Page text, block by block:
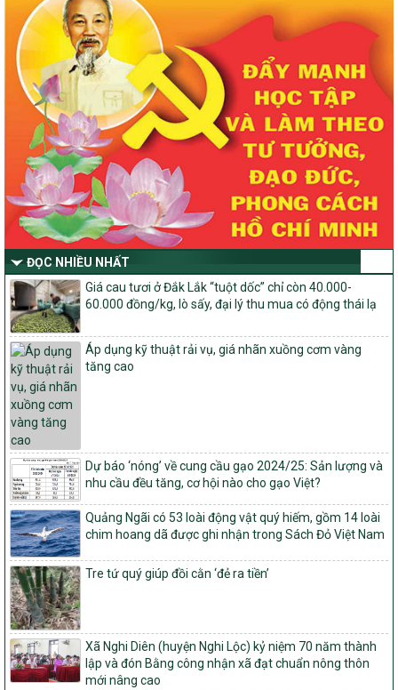
nông thôn mới, giảm nghèo bền vững và phát triển kinh tế – xã
hội vùng đồng bào dân tộc thiểu số và miền núi giai đoạn 2026 –
2030 trên địa bàn tỉnh Nghệ An
Quyết định số 2490/QĐ-UBND
Về việc thành lập Ban Chỉ đạo Chương trình mục tiều quốc gia xây
dựng nông thôn mới, giảm nghèo bền vững và phát triển kinh tế –
xã hội vùng đồng bào dân tộc thiểu số và miền núi giai đoạn 2026
-2030 tỉnh Nghệ An
Thông tư Số 23/2026/TT-BNNMT
Thông tư Hướng dẫn thực hiện một số nội dung Chương trình
mục tiêu quốc gia xây dựng nông thôn mới, giảm nghèo bền
vững và phát triển kinh tế – xã hội vùng đồng bào dân tộc thiểu
số và miền núi giai đoạn 2026-2030 thuộc phạm vi quản lý nhà
nước của Bộ Nông nghiệp và Môi trường
Quyết định số: 26/2026/QĐ-TTg
Quyết định ban hành Bộ tiêu chí và quy trình đánh giá, phân hạng
sản phẩm Mỗi xã một sản phẩm
số: 19/2026/QĐ-TTg
Quy định điều kiện, trình tự, thủ tục, hồ sơ xét, công nhận, công bố
và thu hồi quyết định công nhận xã đạt chuẩn nông thôn mới, xã
đạt nông thôn mới hiện đại và tỉnh, thành phố hoàn thành nhiệm
vụ xây dựng nông thôn mới giai đoạn 2026 – 2030
Quyết định số 16/2026/QĐ-TTg
Quy định nguyên tắc, tiêu chí, định mức phân bổ ngân sách trung
ương và tỉ lệ vốn đối ứng ngân sách của địa phương thực hiện
Chương trình mục tiêu quốc gia xây dựng nông thôn mới, giảm
nghèo bền vững và phát triển kinh tế – xã hội vùng đồng bào dân
tộc thiểu số và miền núi giai đoạn 2026 – 2030
1451/QĐ-UBND
Phê duyệt danh sách các xã thuộc nhóm 1, nhóm 2, nhóm 3
trong xây dựng nông thôn mới giai đoạn 2026-2030 trên địa bàn
tỉnh Nghệ An
103/PTNT-NTM
Về việc đăng ký thực hiện Dự án liên kết theo chuỗi giá trị thuộc
Dự án 2 – Chương trình Mục tiêu quốc gia Giảm nghèo bền vững
giai đoạn 2021-2025 được kéo dài sang năm 2026
ĐỌC NHIỀU NHẤT
Giá cau tươi ở Đắk Lắk “tuột dốc” chỉ còn 40.000-
60.000 đồng/kg, lò sấy, đại lý thu mua có động thái lạ
Áp dụng kỹ thuật rải vụ, giá nhãn xuồng cơm vàng
tăng cao
Dự báo ‘nóng’ về cung cầu gạo 2024/25: Sản lượng và
nhu cầu đều tăng, cơ hội nào cho gạo Việt?
Quảng Ngãi có 53 loài động vật quý hiếm, gồm 14 loài
chim hoang dã được ghi nhận trong Sách Đỏ Việt Nam
Tre tứ quý giúp đồi cằn ‘đẻ ra tiền’
Xã Nghi Diên (huyện Nghi Lộc) kỷ niệm 70 năm thành
lập và đón Bằng công nhận xã đạt chuẩn nông thôn
mới nâng cao